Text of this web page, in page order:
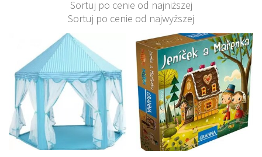
Sortuj po cenie od najniższej
Sortuj po cenie od najwyższej